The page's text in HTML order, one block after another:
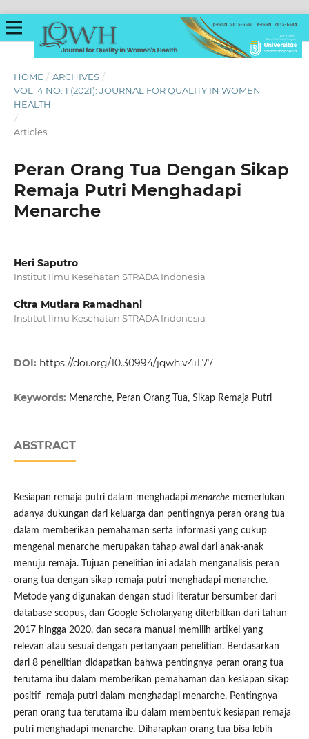
HOME / ARCHIVES /
VOL. 4 NO. 1 (2021): JOURNAL FOR QUALITY IN WOMEN
HEALTH
/
Articles
Peran Orang Tua Dengan Sikap
Remaja Putri Menghadapi
Menarche
Heri Saputro
Institut Ilmu Kesehatan STRADA Indonesia
Citra Mutiara Ramadhani
Institut Ilmu Kesehatan STRADA Indonesia
DOI: https://doi.org/10.30994/jqwh.v4i1.77
Keywords: Menarche, Peran Orang Tua, Sikap Remaja Putri
ABSTRACT
Kesiapan remaja putri dalam menghadapi menarche memerlukan
adanya dukungan dari keluarga dan pentingnya peran orang tua
dalam memberikan pemahaman serta informasi yang cukup
mengenai menarche merupakan tahap awal dari anak-anak
menuju remaja. Tujuan penelitian ini adalah menganalisis peran
orang tua dengan sikap remaja putri menghadapi menarche.
Metode yang digunakan dengan studi literatur bersumber dari
database scopus, dan Google Scholar,yang diterbitkan dari tahun
2017 hingga 2020, dan secara manual memilih artikel yang
relevan atau sesuai dengan pertanyaan penelitian. Berdasarkan
dari 8 penelitian didapatkan bahwa pentingnya peran orang tua
terutama ibu dalam memberikan pemahaman dan kesiapan sikap
positif remaja putri dalam menghadapi menarche. Pentingnya
peran orang tua terutama ibu dalam membentuk kesiapan remaja
putri menghadapi menarche. Diharapkan orang tua bisa lebih